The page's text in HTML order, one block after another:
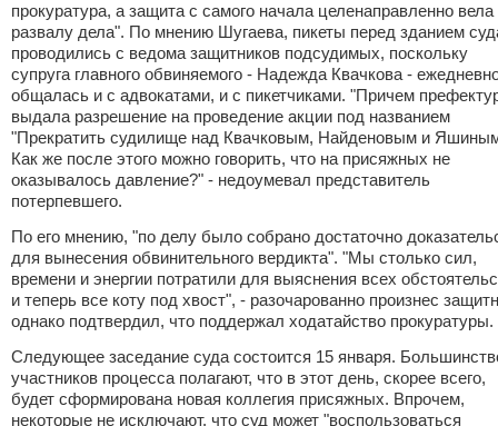
прокуратура, а защита с самого начала целенаправленно вела
развалу дела". По мнению Шугаева, пикеты перед зданием
проводились с ведома защитников подсудимых, поскольку
супруга главного обвиняемого - Надежда Квачкова -
общалась и с адвокатами, и с пикетчиками. "Причем
выдала разрешение на проведение акции под названием
"Прекратить судилище над Квачковым, Найденовым и
Как же после этого можно говорить, что на присяжных не
оказывалось давление?" - недоумевал представитель
потерпевшего.
По его мнению, "по делу было собрано достаточно
для вынесения обвинительного вердикта". "Мы столько сил,
времени и энергии потратили для выяснения всех
и теперь все коту под хвост", - разочарованно произнес
однако подтвердил, что поддержал ходатайство прокуратуры.
Следующее заседание суда состоится 15 января.
участников процесса полагают, что в этот день, скорее всего,
будет сформирована новая коллегия присяжных. Впрочем,
некоторые не исключают, что суд может "воспользоваться